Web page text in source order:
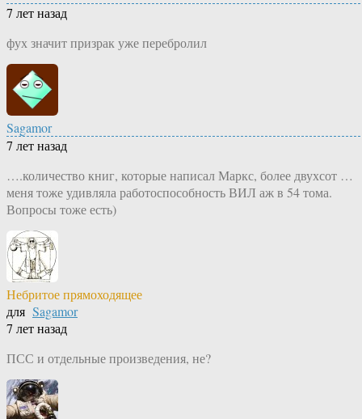
7 лет назад
фух значит призрак уже перебролил
Sagamor
7 лет назад
….количество книг, которые написал Маркс, более двухсот …
меня тоже удивляла работоспособность ВИЛ аж в 54 тома.
Вопросы тоже есть)
Небритое прямоходящее
для Sagamor
7 лет назад
ПСС и отдельные произведения, не?